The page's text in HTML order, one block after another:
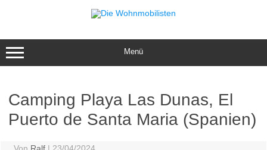
Menü
Camping Playa Las Dunas, El
Puerto de Santa Maria (Spanien)